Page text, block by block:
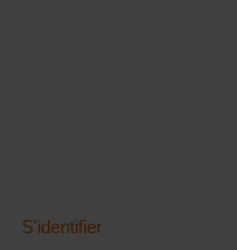
S'identifier